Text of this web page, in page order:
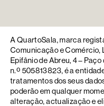
A QuartoSala, marca
Comunicação e Comércio,
Epifânio de Abreu, 4 –
n.º 505813823, é a
tratamentos dos seus
poderão em qualquer
alteração, actualização e